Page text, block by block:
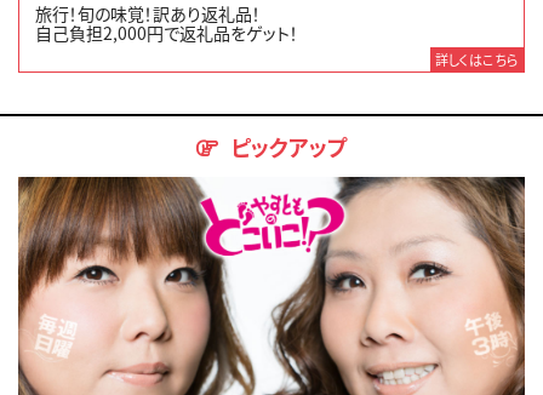
旅行！旬の味覚！訳あり返礼品！
自己負担2,000円で返礼品をゲット！
詳しくはこちら
ピックアップ